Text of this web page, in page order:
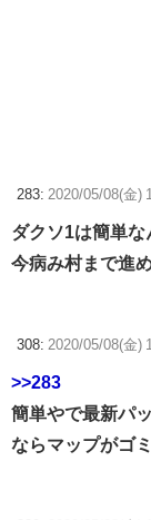
283: 2020/05/08(金)
ダクソ1は簡単な
今病み村まで進
308: 2020/05/08(金)
>>283
簡単やで最新パ
ならマップがゴミ